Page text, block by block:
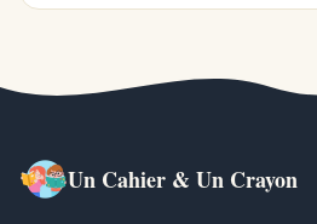
Un Cahier & Un Crayon